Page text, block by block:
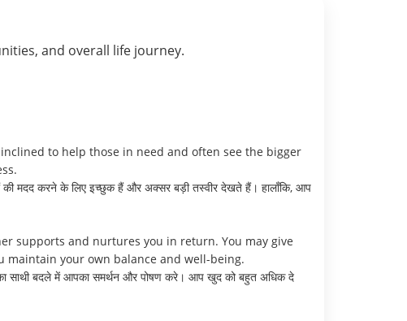
and overall life journey.
to help those in need and often see the bigger
की मदद करने के लिए इच्छुक हैं और अक्सर बड़ी तस्वीर देखते हैं। हालाँकि, आप
supports and nurtures you in return. You may give
maintain your own balance and well-being.
साथी बदले में आपका समर्थन और पोषण करे। आप खुद को बहुत अधिक दे